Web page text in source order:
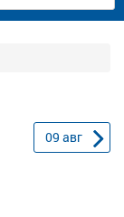
09 авг